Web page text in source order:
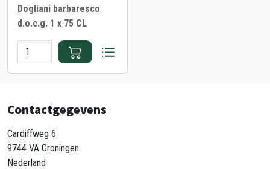
Dogliani barbaresco
d.o.c.g. 1 x 75 CL
Contactgegevens
Cardiffweg 6
9744 VA Groningen
Nederland